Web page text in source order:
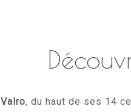
Valro, du haut de ses 14